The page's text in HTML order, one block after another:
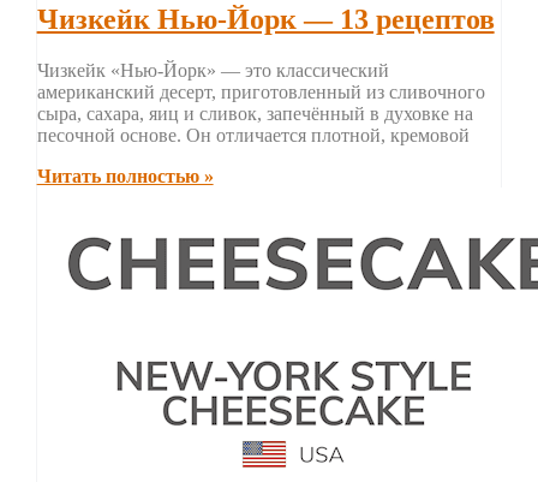
Чизкейк Нью-Йорк — 13 рецептов
Чизкейк «Нью-Йорк» — это классический
американский десерт, приготовленный из сливочного
сыра, сахара, яиц и сливок, запечённый в духовке на
песочной основе. Он отличается плотной, кремовой
Читать полностью »